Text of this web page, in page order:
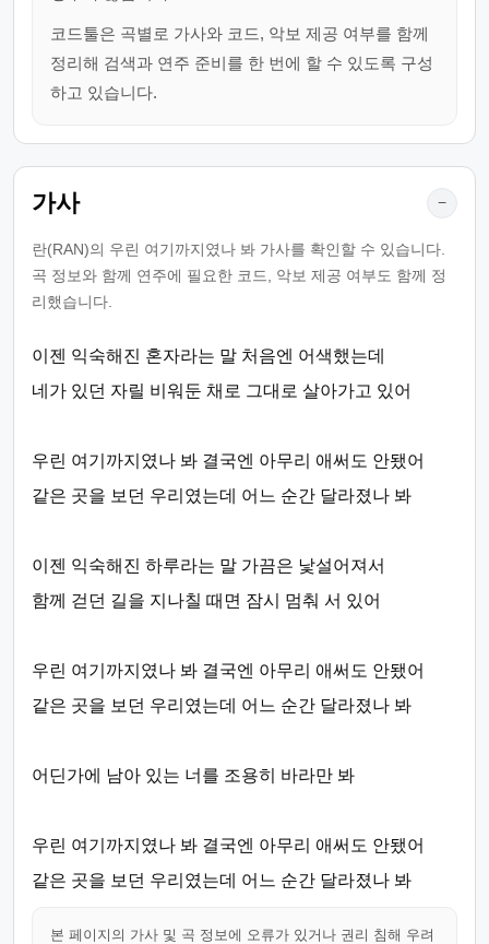
코드툴은 곡별로 가사와 코드, 악보 제공 여부를 함께
정리해 검색과 연주 준비를 한 번에 할 수 있도록 구성
하고 있습니다.
가사 −
란(RAN)의 우린 여기까지였나 봐 가사를 확인할 수 있습니다.
곡 정보와 함께 연주에 필요한 코드, 악보 제공 여부도 함께 정
리했습니다.
이젠 익숙해진 혼자라는 말 처음엔 어색했는데
네가 있던 자릴 비워둔 채로 그대로 살아가고 있어
우린 여기까지였나 봐 결국엔 아무리 애써도 안됐어
같은 곳을 보던 우리였는데 어느 순간 달라졌나 봐
이젠 익숙해진 하루라는 말 가끔은 낯설어져서
함께 걷던 길을 지나칠 때면 잠시 멈춰 서 있어
우린 여기까지였나 봐 결국엔 아무리 애써도 안됐어
같은 곳을 보던 우리였는데 어느 순간 달라졌나 봐
어딘가에 남아 있는 너를 조용히 바라만 봐
우린 여기까지였나 봐 결국엔 아무리 애써도 안됐어
같은 곳을 보던 우리였는데 어느 순간 달라졌나 봐
본 페이지의 가사 및 곡 정보에 오류가 있거나 권리 침해 우려